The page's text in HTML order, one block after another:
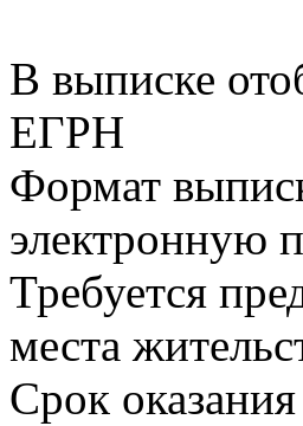
В выписке
ЕГРН
Формат
электронную
Требуется
места
Срок